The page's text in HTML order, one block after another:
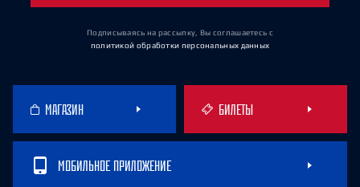
Подписываясь на рассылку, Вы соглашаетесь с
политикой обработки персональных данных
МАГАЗИН БИЛЕТЫ
МОБИЛЬНОЕ ПРИЛОЖЕНИЕ